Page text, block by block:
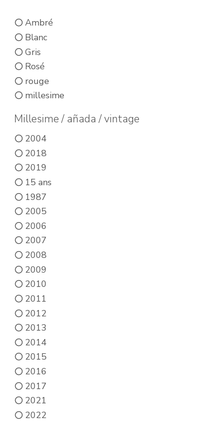
peuvent
être
Ambré
Blanc
Gris
Rosé
rouge
millesime
Millesime / añada / vintage
2004
2018
2019
15 ans
1987
2005
2006
2007
2008
2009
2010
2011
2012
2013
2014
2015
2016
2017
2021
2022